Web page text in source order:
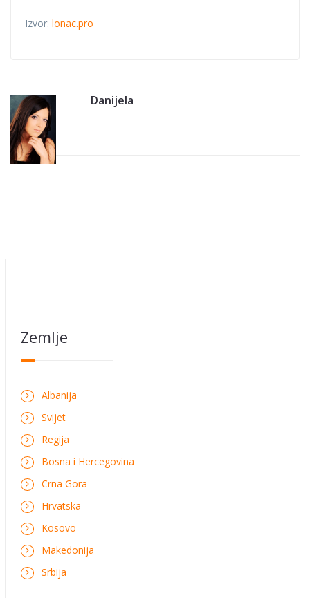
Izvor: lonac.pro
Danijela
Zemlje
Albanija
Svijet
Regija
Bosna i Hercegovina
Crna Gora
Hrvatska
Kosovo
Makedonija
Srbija